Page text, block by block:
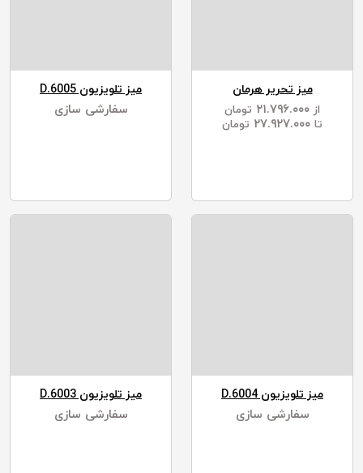
میز تحریر هرمان
از
تومان
تا
تومان
میز تلویزیون D.6005
سفارشی سازی
میز تلویزیون D.6004
سفارشی سازی
میز تلویزیون D.6003
سفارشی سازی